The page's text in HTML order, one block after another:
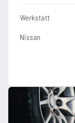
Werkstatt
Nissan